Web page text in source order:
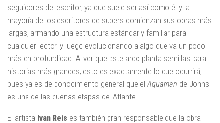
seguidores del escritor, ya que suele ser así como él y la
mayoría de los escritores de supers comienzan sus obras más
largas, armando una estructura estándar y familiar para
cualquier lector, y luego evolucionando a algo que va un poco
más en profundidad. Al ver que este arco planta semillas para
historias más grandes, esto es exactamente lo que ocurrirá,
pues ya es de conocimiento general que el Aquaman de Johns
es una de las buenas etapas del Atlante.
El artista Ivan Reis es también gran responsable que la obra